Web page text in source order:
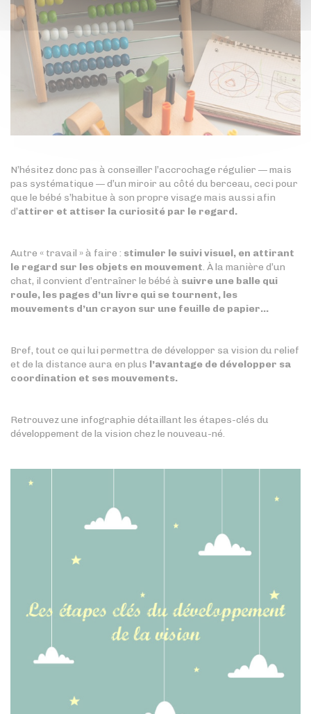
N’hésitez donc pas à conseiller l’accrochage régulier — mais
pas systématique — d’un miroir au côté du berceau, ceci pour
que le bébé s’habitue à son propre visage mais aussi afin
d’attirer et attiser la curiosité par le regard.
Autre « travail » à faire : stimuler le suivi visuel, en attirant
le regard sur les objets en mouvement. À la manière d’un
chat, il convient d’entraîner le bébé à suivre une balle qui
roule, les pages d’un livre qui se tournent, les
mouvements d’un crayon sur une feuille de papier…
Bref, tout ce qui lui permettra de développer sa vision du relief
et de la distance aura en plus l’avantage de développer sa
coordination et ses mouvements.
Retrouvez une infographie détaillant les étapes-clés du
développement de la vision chez le nouveau-né.